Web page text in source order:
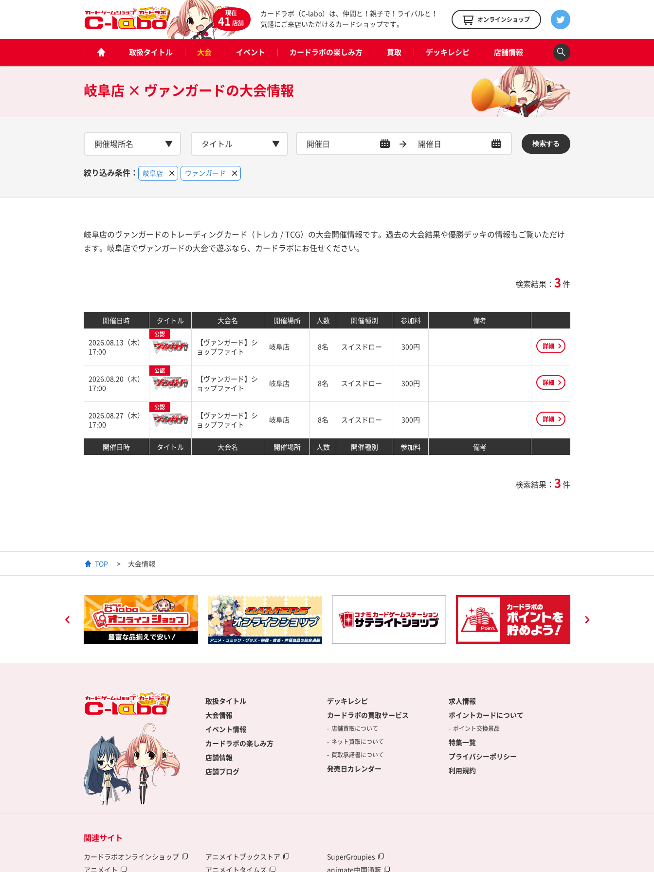
現在
41店舗
カードラボ（C-labo）は、仲間と！親子で！ライバルと！
気軽にご来店いただけるカードショップです。
オンラインショップ
取扱タイトル 大会 イベント カードラボの楽しみ方 買取 デッキレシピ 店舗情報
岐阜店 × ヴァンガードの大会情報
開催場所名 タイトル 検索する
絞り込み条件： 岐阜店 ヴァンガード
岐阜店のヴァンガードのトレーディングカード（トレカ / TCG）の大会開催情報です。過去の大会結果や優勝デッキの情報もご覧いただけ
ます。岐阜店でヴァンガードの大会で遊ぶなら、カードラボにお任せください。
検索結果： 3件
開催日時 タイトル 大会名 開催場所 人数 開催種別 参加料 備考
2026.08.13（木）
17:00
公認
【ヴァンガード】シ
ョップファイト
岐阜店 8名 スイスドロー 300円 詳細
2026.08.20（木）
17:00
公認
【ヴァンガード】シ
ョップファイト
岐阜店 8名 スイスドロー 300円 詳細
2026.08.27（木）
17:00
公認
【ヴァンガード】シ
ョップファイト
岐阜店 8名 スイスドロー 300円 詳細
開催日時 タイトル 大会名 開催場所 人数 開催種別 参加料 備考
検索結果： 3件
TOP 大会情報
取扱タイトル
大会情報
イベント情報
カードラボの楽しみ方
店舗情報
店舗ブログ
デッキレシピ
カードラボの買取サービス
店舗買取について
ネット買取について
買取承諾書について
発売日カレンダー
求人情報
ポイントカードについて
ポイント交換景品
特集一覧
プライバシーポリシー
利用規約
関連サイト
カードラボオンラインショップ
アニメイト
アニメイトブックストア
アニメイトタイムズ
SuperGroupies
animate中国通販